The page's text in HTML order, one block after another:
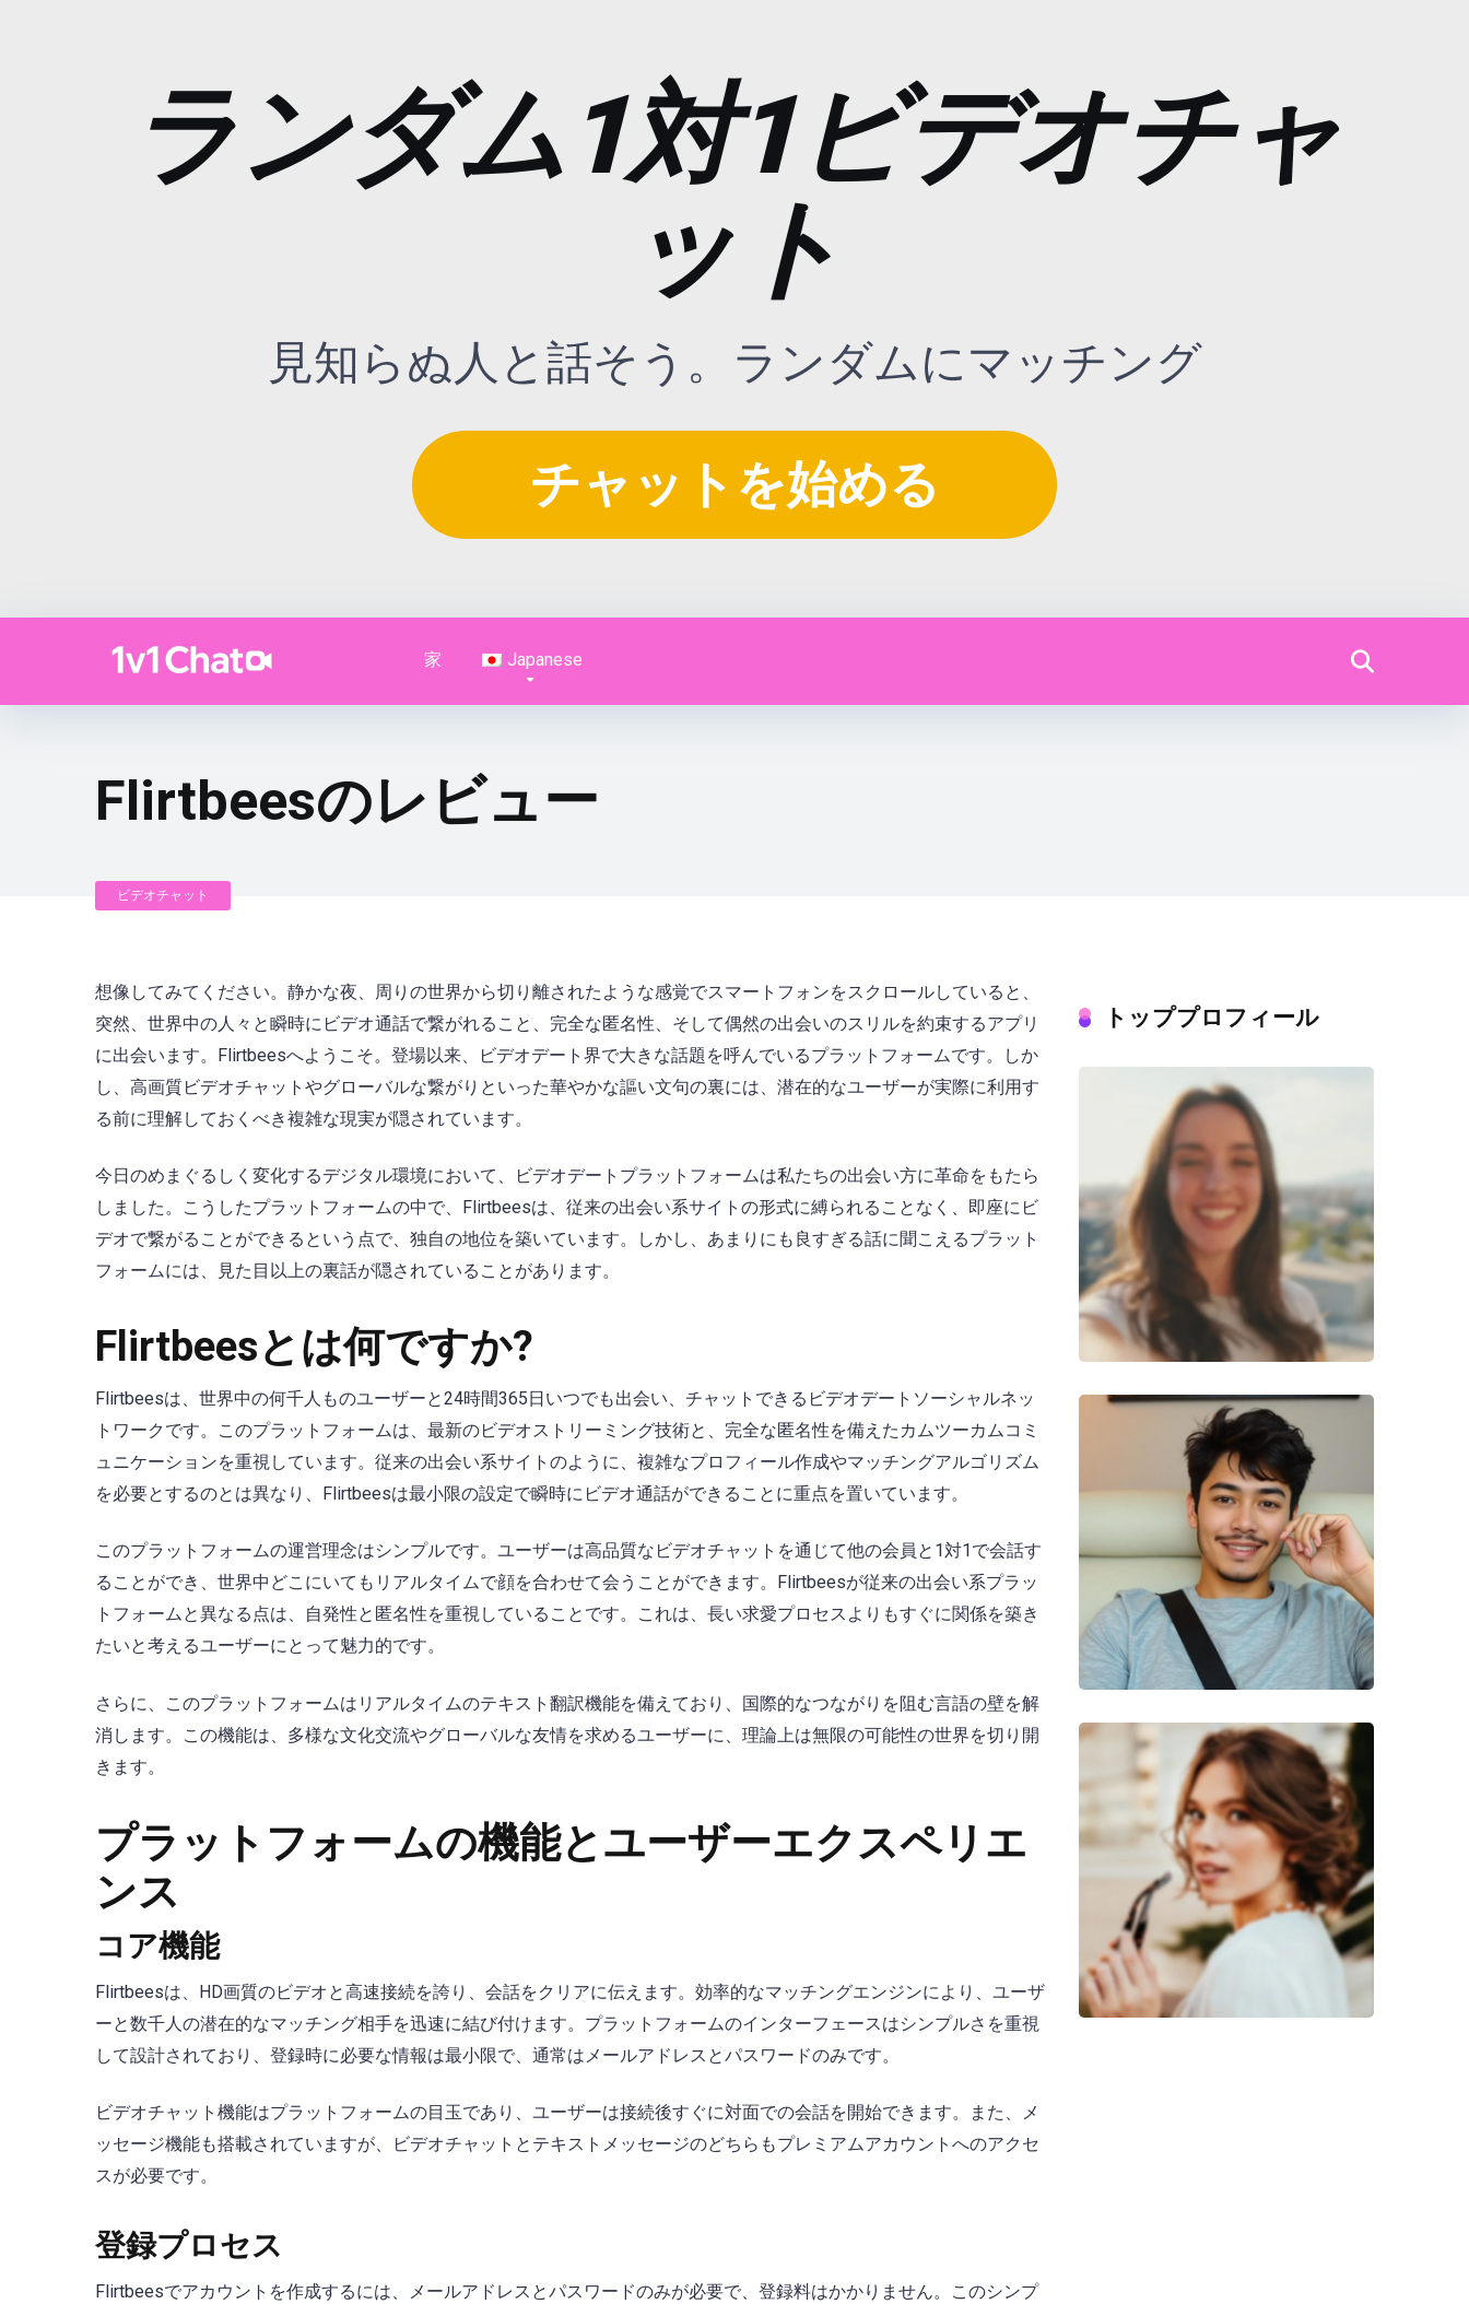
ランダム1対1ビデオチャ
ット
見知らぬ人と話そう。ランダムにマッチング
チャットを始める
家 Japanese
Flirtbeesのレビュー
ビデオチャット
想像してみてください。静かな夜、周りの世界から切り離されたような感覚でスマートフォンをスクロールしていると、
突然、世界中の人々と瞬時にビデオ通話で繋がれること、完全な匿名性、そして偶然の出会いのスリルを約束するアプリ
に出会います。Flirtbeesへようこそ。登場以来、ビデオデート界で大きな話題を呼んでいるプラットフォームです。しか
し、高画質ビデオチャットやグローバルな繋がりといった華やかな謳い文句の裏には、潜在的なユーザーが実際に利用す
る前に理解しておくべき複雑な現実が隠されています。
今日のめまぐるしく変化するデジタル環境において、ビデオデートプラットフォームは私たちの出会い方に革命をもたら
しました。こうしたプラットフォームの中で、Flirtbeesは、従来の出会い系サイトの形式に縛られることなく、即座にビ
デオで繋がることができるという点で、独自の地位を築いています。しかし、あまりにも良すぎる話に聞こえるプラット
フォームには、見た目以上の裏話が隠されていることがあります。
Flirtbeesとは何ですか?
Flirtbeesは、世界中の何千人ものユーザーと24時間365日いつでも出会い、チャットできるビデオデートソーシャルネッ
トワークです。このプラットフォームは、最新のビデオストリーミング技術と、完全な匿名性を備えたカムツーカムコミ
ュニケーションを重視しています。従来の出会い系サイトのように、複雑なプロフィール作成やマッチングアルゴリズム
を必要とするのとは異なり、Flirtbeesは最小限の設定で瞬時にビデオ通話ができることに重点を置いています。
このプラットフォームの運営理念はシンプルです。ユーザーは高品質なビデオチャットを通じて他の会員と1対1で会話す
ることができ、世界中どこにいてもリアルタイムで顔を合わせて会うことができます。Flirtbeesが従来の出会い系プラッ
トフォームと異なる点は、自発性と匿名性を重視していることです。これは、長い求愛プロセスよりもすぐに関係を築き
たいと考えるユーザーにとって魅力的です。
さらに、このプラットフォームはリアルタイムのテキスト翻訳機能を備えており、国際的なつながりを阻む言語の壁を解
消します。この機能は、多様な文化交流やグローバルな友情を求めるユーザーに、理論上は無限の可能性の世界を切り開
きます。
プラットフォームの機能とユーザーエクスペリエ
ンス
コア機能
Flirtbeesは、HD画質のビデオと高速接続を誇り、会話をクリアに伝えます。効率的なマッチングエンジンにより、ユーザ
ーと数千人の潜在的なマッチング相手を迅速に結び付けます。プラットフォームのインターフェースはシンプルさを重視
して設計されており、登録時に必要な情報は最小限で、通常はメールアドレスとパスワードのみです。
ビデオチャット機能はプラットフォームの目玉であり、ユーザーは接続後すぐに対面での会話を開始できます。また、メ
ッセージ機能も搭載されていますが、ビデオチャットとテキストメッセージのどちらもプレミアムアカウントへのアクセ
スが必要です。
登録プロセス
Flirtbeesでアカウントを作成するには、メールアドレスとパスワードのみが必要で、登録料はかかりません。このシンプ
トッププロフィール